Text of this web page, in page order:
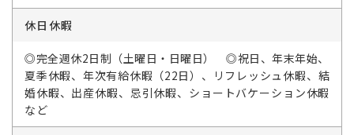
休日休暇
◎完全週休2日制（土曜日・日曜日） ◎祝日、年末年始、
夏季休暇、年次有給休暇（22日）、リフレッシュ休暇、結
婚休暇、出産休暇、忌引休暇、ショートバケーション休暇
など